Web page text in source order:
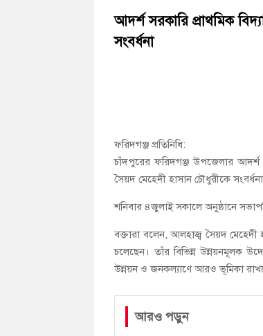
‘জনগণের ভোটে নির্বাচিত হয়ে
নৌ পুলিশ ফাঁড়ির নাকের ডগায়
আদর্শ সরকারি প্রাথমিক
সংবর্ধনা
ফরিদগঞ্জ প্রতিনিধি:
চাঁদপুরের ফরিদগঞ্জ উপজেলার আদর্শ
সৈয়দ মেহেদী হাসান চৌধুরীকে
শনিবার ৪জুলাই সকালে অনুষ্ঠানে
বক্তারা বলেন, আলহাজ্ব সৈয়দ মেহেদী
চলেছেন। তাঁর বিভিন্ন উন্নয়নমূলক
উন্নয়ন ও জনকল্যাণে আরও ভূমিকা
আরও পড়ুন